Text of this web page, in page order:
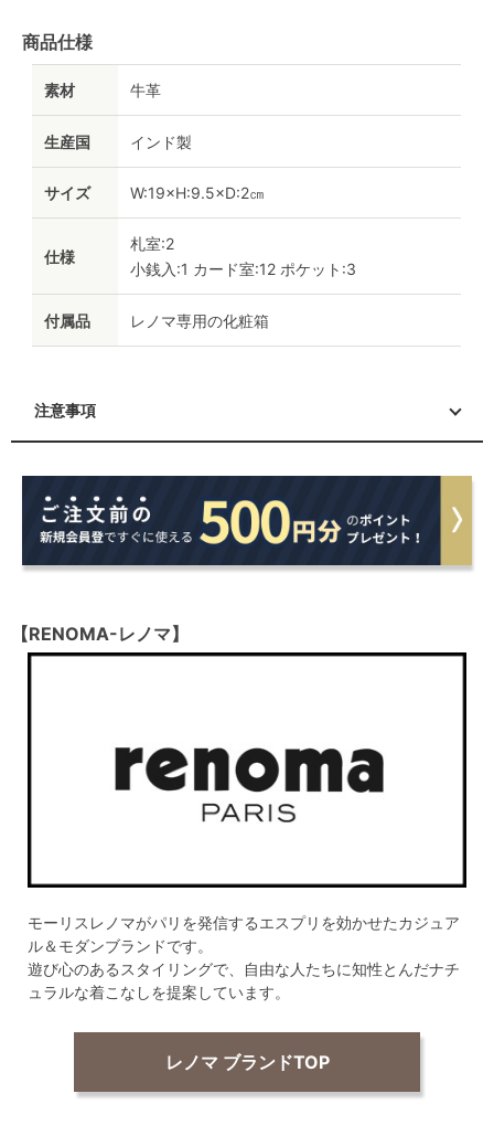
商品仕様
素材 牛革
生産国 インド製
サイズ W:19×H:9.5×D:2㎝
仕様
札室:2
小銭入:1 カード室:12 ポケット:3
付属品 レノマ専用の化粧箱
注意事項
【RENOMA-レノマ】
モーリスレノマがパリを発信するエスプリを効かせたカジュア
ル＆モダンブランドです。
遊び心のあるスタイリングで、自由な人たちに知性とんだナチ
ュラルな着こなしを提案しています。
レノマ ブランドTOP